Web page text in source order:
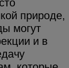
природе,
могут
и в